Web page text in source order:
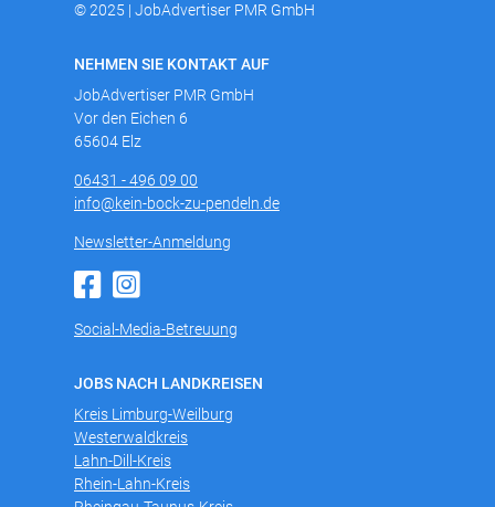
© 2025 | JobAdvertiser PMR GmbH
NEHMEN SIE KONTAKT AUF
JobAdvertiser PMR GmbH
Vor den Eichen 6
65604 Elz
06431 - 496 09 00
info@kein-bock-zu-pendeln.de
Newsletter-Anmeldung
Social-Media-Betreuung
JOBS NACH LANDKREISEN
Kreis Limburg-Weilburg
Westerwaldkreis
Lahn-Dill-Kreis
Rhein-Lahn-Kreis